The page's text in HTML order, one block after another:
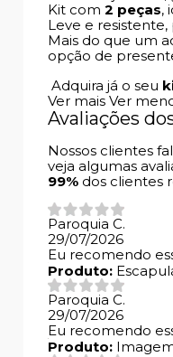
Kit com 2 peças,
Leve e
Mais do que um
opção de
Adquira já o seu
Ver mais Ver
Avaliações
Nossos clientes
veja algumas
99% dos clientes
Paroquia C.
29/07/2026
Eu recomendo
Produto:
Paroquia C.
29/07/2026
Eu recomendo
Produto: